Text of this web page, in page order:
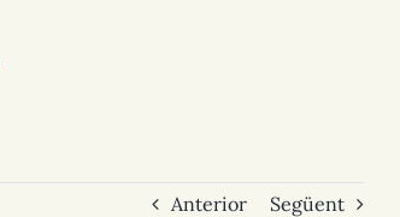
Anterior Següent